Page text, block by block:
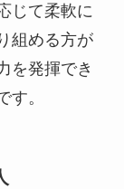
じて柔軟に
組める方が
を発揮でき
す。